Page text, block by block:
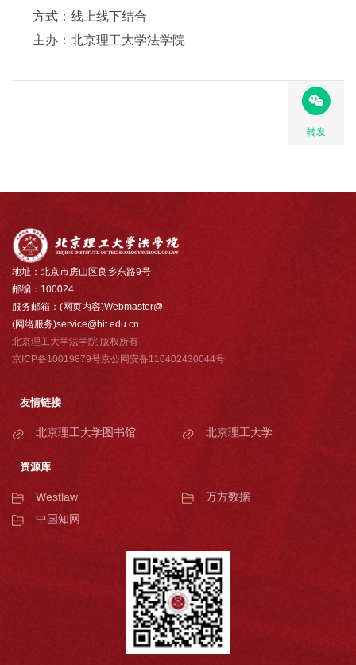
方式：线上线下结合
主办：北京理工大学法学院
转发
地址：北京市房山区良乡东路9号
邮编：100024
服务邮箱：(网页内容)Webmaster@
(网络服务)service@bit.edu.cn
北京理工大学法学院 版权所有
京ICP备10019879号京公网安备110402430044号
友情链接
北京理工大学图书馆 北京理工大学
资源库
Westlaw
万方数据
中国知网